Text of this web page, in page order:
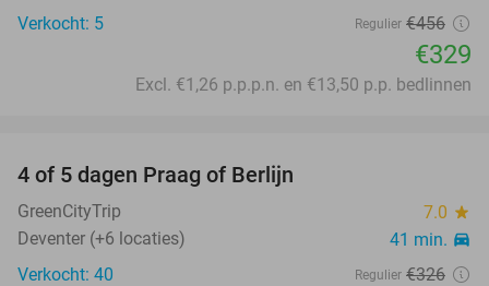
Verkocht: 5 Regulier €456
€329
Excl. €1,26 p.p.p.n. en €13,50 p.p. bedlinnen
4 of 5 dagen Praag of Berlijn
GreenCityTrip 7.0 star
Deventer (+6 locaties) 41 min. directions_car
Verkocht: 40 Regulier €326